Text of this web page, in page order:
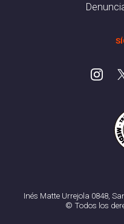
Inés Matte Urrejola 0848,
© Todos los